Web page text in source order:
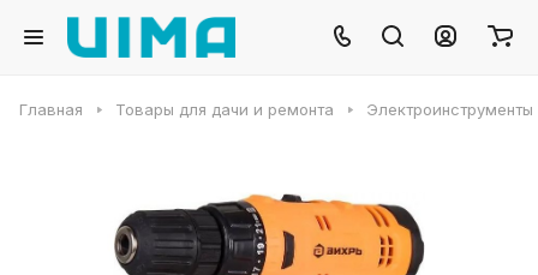
Главная Товары для дачи и ремонта Электроинструменты